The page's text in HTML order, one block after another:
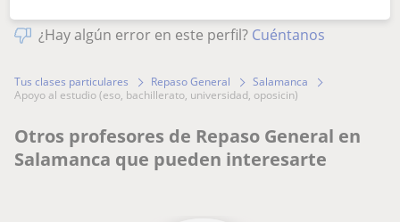
¿Hay algún error en este perfil? Cuéntanos
Tus clases particulares Repaso General
Salamanca
apoyo al estudio (eso, bachillerato, universidad, oposicin)
Otros profesores de Repaso General en
Salamanca que pueden interesarte